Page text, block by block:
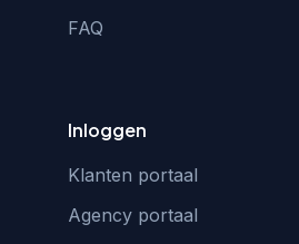
FAQ
Inloggen
Klanten portaal
Agency portaal